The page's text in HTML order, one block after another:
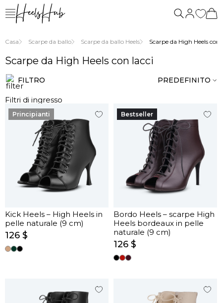
siamo
Casa Scarpe da ballo Scarpe da ballo Heels Scarpe da High Heels con
Scarpe da High Heels con lacci
FILTRO PREDEFINITO
Filtri di ingresso
Principianti
Kick Heels – High Heels in
pelle naturale (9 cm)
126 $
Bestseller
Bordo Heels – scarpe High
Heels bordeaux in pelle
naturale (9 cm)
126 $